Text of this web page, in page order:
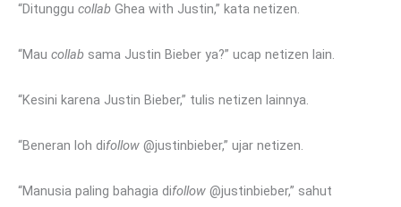
“Ditunggu collab Ghea with Justin,” kata netizen.
“Mau collab sama Justin Bieber ya?” ucap netizen lain.
“Kesini karena Justin Bieber,” tulis netizen lainnya.
“Beneran loh difollow @justinbieber,” ujar netizen.
“Manusia paling bahagia difollow @justinbieber,” sahut